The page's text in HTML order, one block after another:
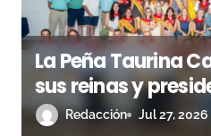
s
La Peña Taurina
sus reinas y
celebración de su
Redacción Jul 27, 2026